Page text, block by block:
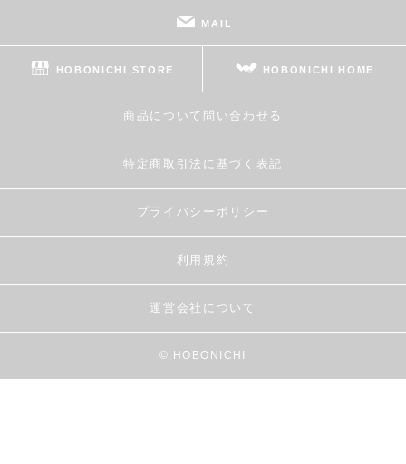
MAIL
HOBONICHI STORE HOBONICHI HOME
商品について問い合わせる
特定商取引法に基づく表記
プライバシーポリシー
利用規約
運営会社について
© HOBONICHI